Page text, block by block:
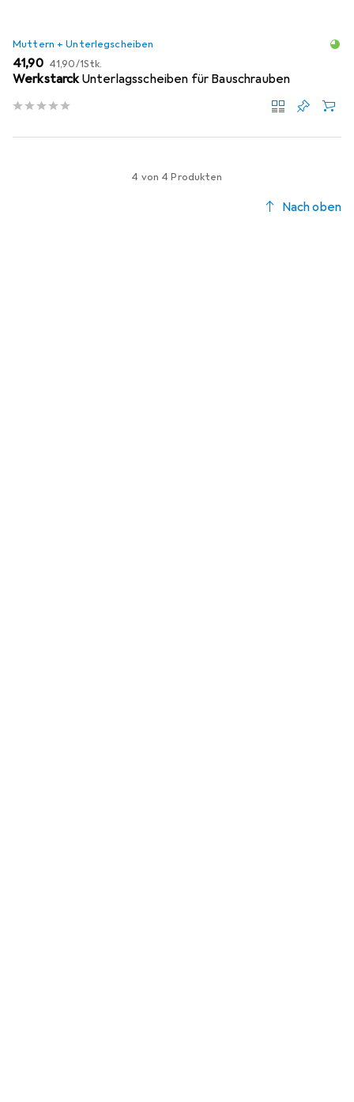
Muttern + Unterlegscheiben
EUR
41,90 EUR
41,90/1Stk.
WerkstarckUnterlagsscheiben für Bauschrauben
4 von 4 Produkten
Nach oben